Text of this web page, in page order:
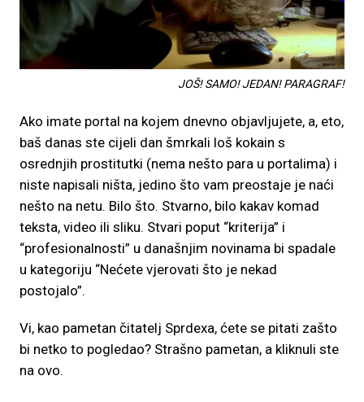
JOŠ! SAMO! JEDAN! PARAGRAF!
Ako imate portal na kojem dnevno objavljujete, a, eto,
baš danas ste cijeli dan šmrkali loš kokain s
osrednjih prostitutki (nema nešto para u portalima) i
niste napisali ništa, jedino što vam preostaje je naći
nešto na netu. Bilo što. Stvarno, bilo kakav komad
teksta, video ili sliku. Stvari poput “kriterija” i
“profesionalnosti” u današnjim novinama bi spadale
u kategoriju “Nećete vjerovati što je nekad
postojalo”.
Vi, kao pametan čitatelj Sprdexa, ćete se pitati zašto
bi netko to pogledao? Strašno pametan, a kliknuli ste
na ovo.